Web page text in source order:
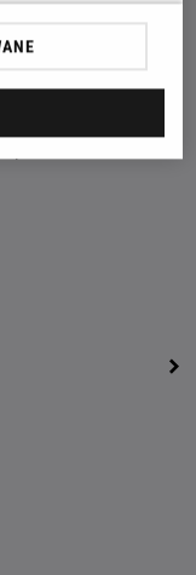
miasteczku,
lodów